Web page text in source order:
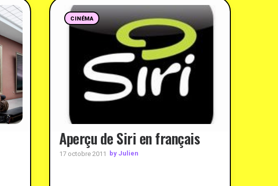
CINÉMA
Aperçu de Siri en français
17 octobre 2011 by Julien